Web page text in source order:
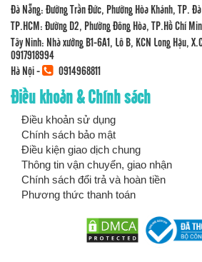
Đà Nẵng: Đường Trần Đức, Phường Hòa Khánh, TP.
TP.HCM: Đường D2, Phường Đông Hòa, TP.Hồ Chí
Tây Ninh: Nhà xưởng B1-6A1, Lô B, KCN Long Hậu,
0917918994
Hà Nội -
0914968811
Điều khoản & Chính sách
Điều khoản sử dụng
Chính sách bảo mật
Điều kiện giao dịch chung
Thông tin vận chuyển, giao nhận
Chính sách đổi trả và hoàn tiền
Phương thức thanh toán